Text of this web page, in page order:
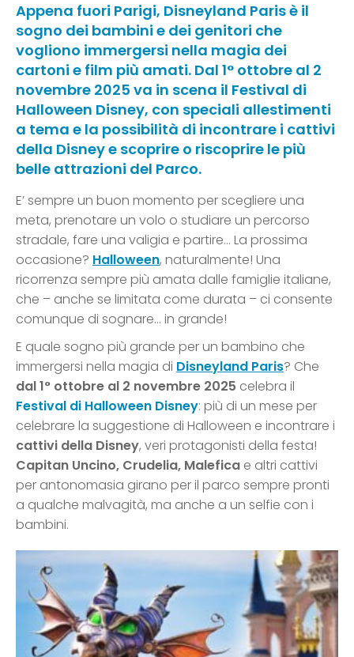
Appena fuori Parigi, Disneyland Paris è il
sogno dei bambini e dei genitori che
vogliono immergersi nella magia dei
cartoni e film più amati. Dal 1° ottobre al 2
novembre 2025 va in scena il Festival di
Halloween Disney, con speciali allestimenti
a tema e la possibilità di incontrare i cattivi
della Disney e scoprire o riscoprire le più
belle attrazioni del Parco.
E’ sempre un buon momento per scegliere una
meta, prenotare un volo o studiare un percorso
stradale, fare una valigia e partire… La prossima
occasione? Halloween, naturalmente! Una
ricorrenza sempre più amata dalle famiglie italiane,
che – anche se limitata come durata – ci consente
comunque di sognare… in grande!
E quale sogno più grande per un bambino che
immergersi nella magia di Disneyland Paris? Che
dal 1° ottobre al 2 novembre 2025 celebra il
Festival di Halloween Disney: più di un mese per
celebrare la suggestione di Halloween e incontrare i
cattivi della Disney, veri protagonisti della festa!
Capitan Uncino, Crudelia, Malefica e altri cattivi
per antonomasia girano per il parco sempre pronti
a qualche malvagità, ma anche a un selfie con i
bambini.